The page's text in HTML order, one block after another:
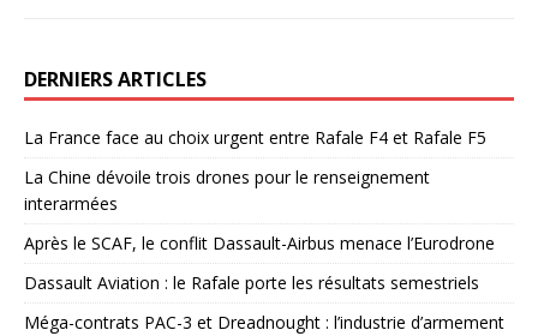
DERNIERS ARTICLES
La France face au choix urgent entre Rafale F4 et Rafale F5
La Chine dévoile trois drones pour le renseignement
interarmées
Après le SCAF, le conflit Dassault-Airbus menace l’Eurodrone
Dassault Aviation : le Rafale porte les résultats semestriels
Méga-contrats PAC-3 et Dreadnought : l’industrie d’armement